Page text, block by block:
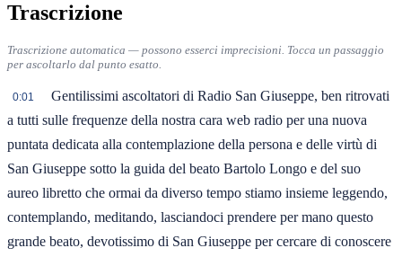
Trascrizione
Trascrizione automatica — possono esserci imprecisioni. Tocca un passaggio
per ascoltarlo dal punto esatto.
0:01
Gentilissimi ascoltatori di Radio San Giuseppe, ben ritrovati
a tutti sulle frequenze della nostra cara web radio per una nuova
puntata dedicata alla contemplazione della persona e delle virtù di
San Giuseppe sotto la guida del beato Bartolo Longo e del suo
aureo libretto che ormai da diverso tempo stiamo insieme leggendo,
contemplando, meditando, lasciandoci prendere per mano questo
grande beato, devotissimo di San Giuseppe per cercare di conoscere